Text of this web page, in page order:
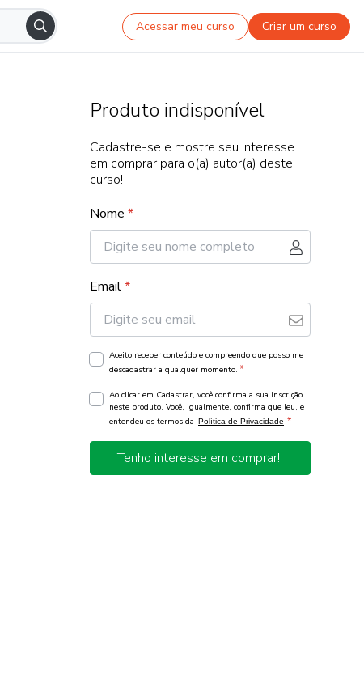
Acessar meu curso Criar um curso
Produto indisponível
Cadastre-se e mostre seu interesse
em comprar para o(a) autor(a) deste
curso!
Nome *
Email*
Aceito receber conteúdo e compreendo que posso me
descadastrar a qualquer momento. *
Ao clicar em Cadastrar, você confirma a sua inscrição
neste produto. Você, igualmente, confirma que leu, e
entendeu os termos da Política de Privacidade *
Tenho interesse em comprar!